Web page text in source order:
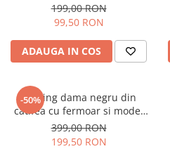
199,00 RON
99,50 RON
ADAUGA IN COS
-50%
Trening dama negru din
catifea cu fermoar si model
pe jacheta
399,00 RON
199,50 RON